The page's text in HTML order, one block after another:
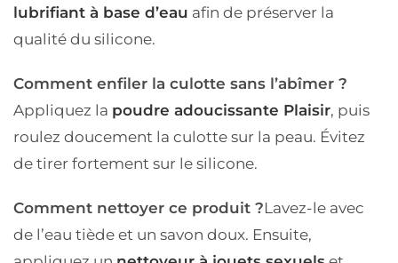
lubrifiant à base d’eau afin de préserver la
qualité du silicone.
Comment enfiler la culotte sans l’abîmer ?
Appliquez la poudre adoucissante Plaisir, puis
roulez doucement la culotte sur la peau. Évitez
de tirer fortement sur le silicone.
Comment nettoyer ce produit ?Lavez-le avec
de l’eau tiède et un savon doux. Ensuite,